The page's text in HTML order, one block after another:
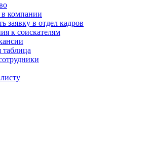
компании
заявку в отдел кадров
к соискателям
таблица